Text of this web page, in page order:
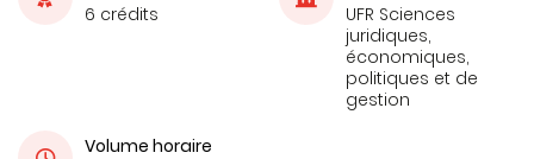
6 crédits
UFR Sciences
juridiques,
économiques,
politiques et de
gestion
Volume horaire